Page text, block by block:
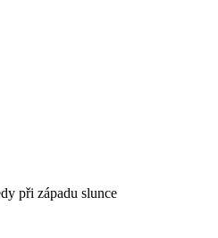
při západu slunce